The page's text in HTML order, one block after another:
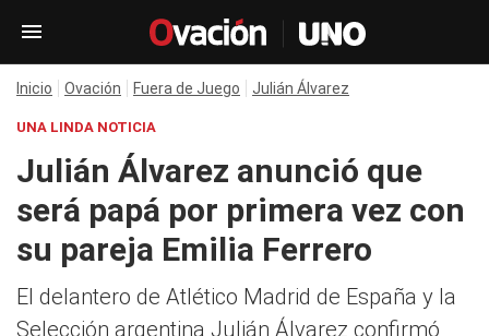
Inicio Ovación Fuera de Juego Julián Álvarez
UNA LINDA NOTICIA
Julián Álvarez anunció que
será papá por primera vez con
su pareja Emilia Ferrero
El delantero de Atlético Madrid de España y la
Selección argentina Julián Álvarez confirmó